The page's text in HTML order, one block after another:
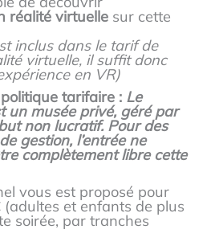
réalité virtuelle sur cette
inclus dans le tarif de
virtuelle, il suffit donc
en VR)
tarifaire : Le
un musée privé, géré par
non lucratif. Pour des
gestion, l’entrée ne
complètement libre cette
vous est proposé pour
et enfants de plus
soirée, par tranches